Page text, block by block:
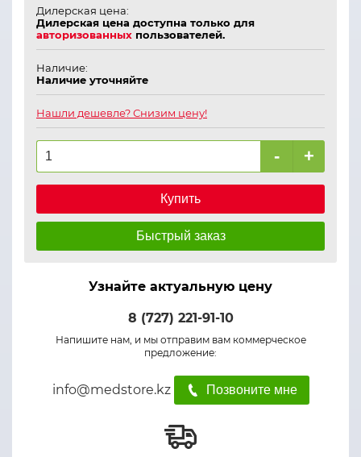
Дилерская цена:
Дилерская цена доступна только для
авторизованных пользователей.
Наличие:
Наличие уточняйте
Нашли дешевле? Снизим цену!
- +
Купить
Быстрый заказ
Узнайте актуальную цену
8 (727) 221-91-10
Напишите нам, и мы отправим вам коммерческое
предложение:
info@medstore.kz Позвоните мне